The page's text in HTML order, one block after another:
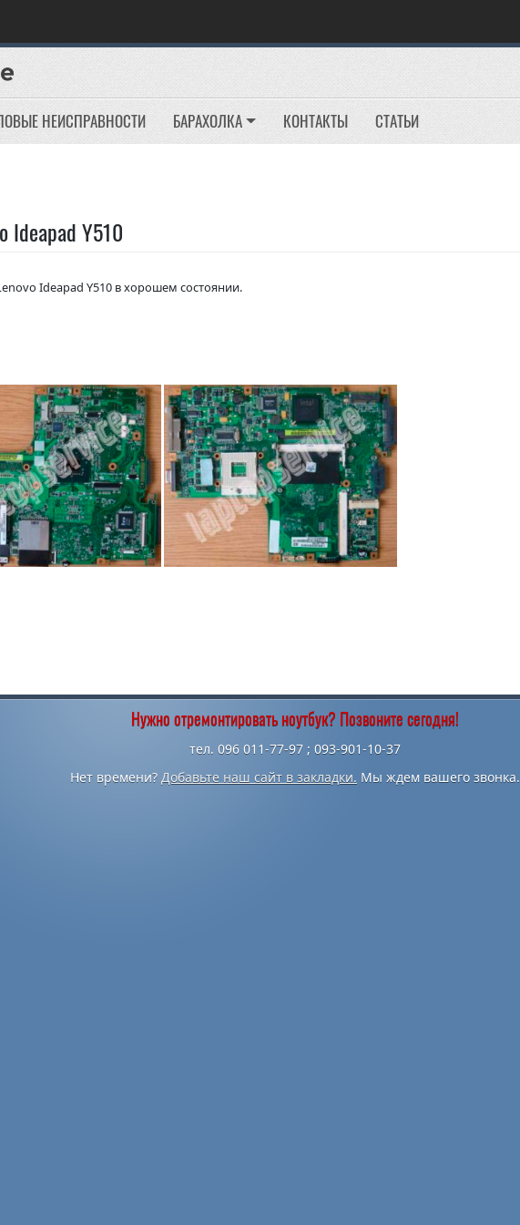
НЕИСПРАВНОСТИ БАРАХОЛКА КОНТАКТЫ СТАТЬИ
Ideapad Y510
Ideapad Y510 в хорошем состоянии.
Нужно отремонтировать ноутбук? Позвоните сегодня!
тел. 096 011-77-97 ; 093-901-10-37
Нет времени? Добавьте наш сайт в закладки. Мы ждем вашего звонка.